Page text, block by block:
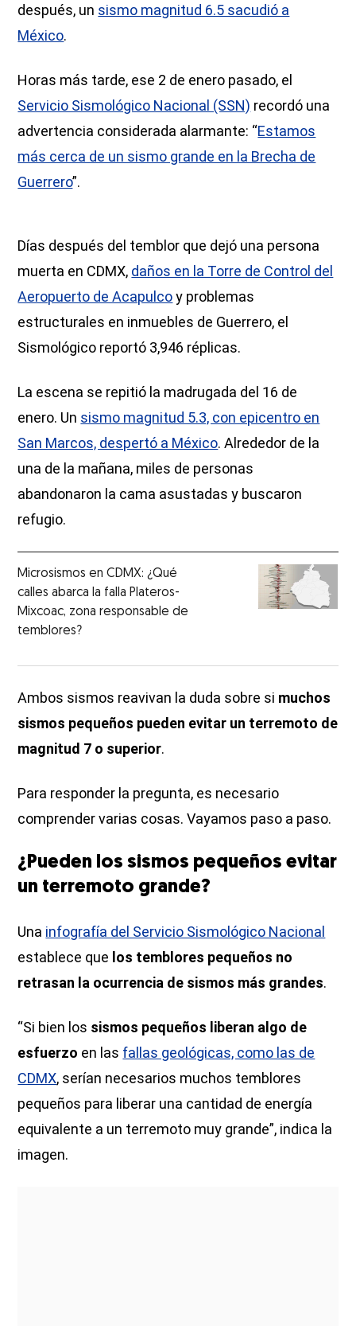
después, un sismo magnitud 6.5 sacudió a
México.
Horas más tarde, ese 2 de enero pasado, el
Servicio Sismológico Nacional (SSN) recordó una
advertencia considerada alarmante: “Estamos
más cerca de un sismo grande en la Brecha de
Guerrero”.
Días después del temblor que dejó una persona
muerta en CDMX, daños en la Torre de Control del
Aeropuerto de Acapulcoy problemas
estructurales en inmuebles de Guerrero, el
Sismológico reportó 3,946 réplicas.
La escena se repitió la madrugada del 16 de
enero. Un sismo magnitud 5.3, con epicentro en
San Marcos, despertó a México. Alrededor de la
una de la mañana, miles de personas
abandonaron la cama asustadas y buscaron
refugio.
Microsismos en CDMX: ¿Qué
calles abarca la falla Plateros-
Mixcoac, zona responsable de
temblores?
Ambos sismos reavivan la duda sobre si muchos
sismos pequeños pueden evitar un terremoto de
magnitud 7 o superior.
Para responder la pregunta, es necesario
comprender varias cosas. Vayamos paso a paso.
¿Pueden los sismos pequeños evitar
un terremoto grande?
Una infografía del Servicio Sismológico Nacional
establece que los temblores pequeños no
retrasan la ocurrencia de sismos más grandes.
“Si bien los sismos pequeños liberan algo de
esfuerzo en las fallas geológicas, como las de
CDMX, serían necesarios muchos temblores
pequeños para liberar una cantidad de energía
equivalente a un terremoto muy grande”, indica la
imagen.